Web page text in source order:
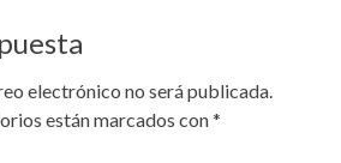
electrónico no será publicada.
están marcados con*